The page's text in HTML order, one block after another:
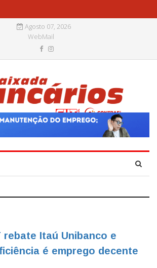
Agosto 07, 2026
WebMail
rebate Itaú Unibanco e
é emprego decente